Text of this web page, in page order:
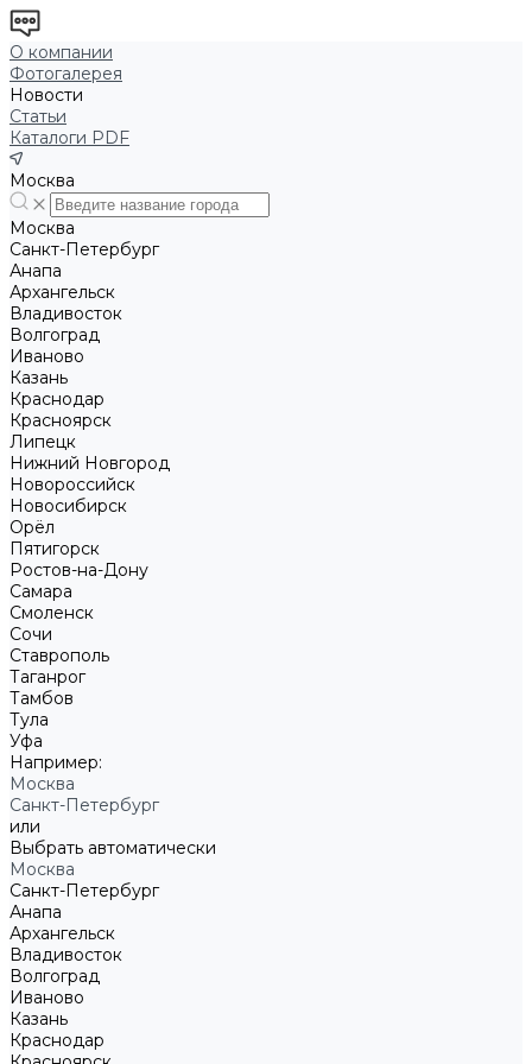
О компании
Фотогалерея
Новости
Статьи
Каталоги PDF
Москва
Москва
Санкт-Петербург
Анапа
Архангельск
Владивосток
Волгоград
Иваново
Казань
Краснодар
Красноярск
Липецк
Нижний Новгород
Новороссийск
Новосибирск
Орёл
Пятигорск
Ростов-на-Дону
Самара
Смоленск
Сочи
Ставрополь
Таганрог
Тамбов
Тула
Уфа
Например:
Москва
Санкт-Петербург
или
Выбрать автоматически
Москва
Санкт-Петербург
Анапа
Архангельск
Владивосток
Волгоград
Иваново
Казань
Краснодар